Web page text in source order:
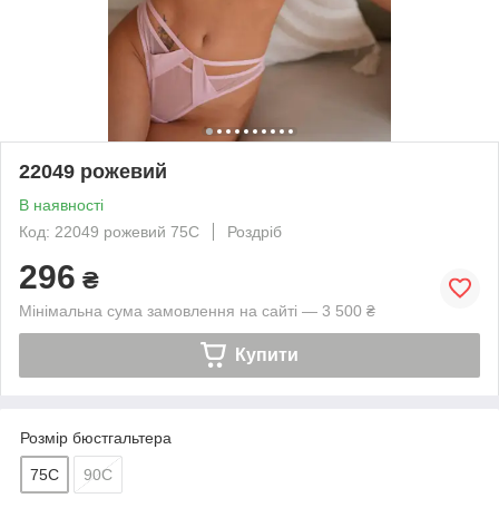
22049 рожевий
В наявності
Код: 22049 рожевий 75С
Роздріб
296 ₴
Мінімальна сума замовлення на сайті — 3 500 ₴
Купити
Розмір бюстгальтера
75C 90C